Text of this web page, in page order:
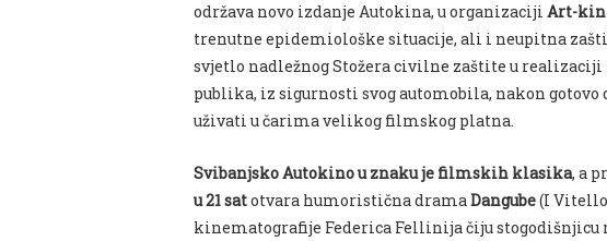
održava novo izdanje Autokina, u organizaciji Art-
trenutne epidemiološke situacije, ali i neupitna
svjetlo nadležnog Stožera civilne zaštite u
publika, iz sigurnosti svog automobila, nakon gotovo
uživati u čarima velikog filmskog platna.
Svibanjsko Autokino u znaku je filmskih klasika, a
u 21 satotvara humoristična dramaDangube(I
kinematografije Federica Fellinija čiju stogodišnjicu